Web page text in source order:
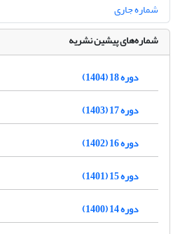
شماره جاری
شماره‌های پیشین نشریه
دوره 18 (1404)
دوره 17 (1403)
دوره 16 (1402)
دوره 15 (1401)
دوره 14 (1400)